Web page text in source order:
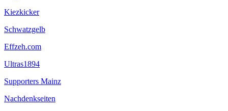
Kiezkicker
Schwatzgelb
Effzeh.com
Ultras1894
Supporters Mainz
Nachdenkseiten